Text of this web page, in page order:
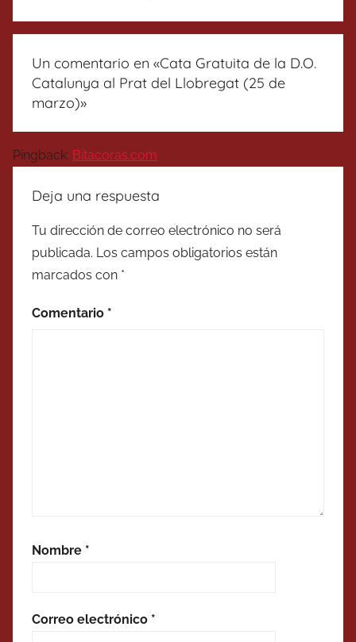
Un comentario en «Cata Gratuita de la D.O.
Catalunya al Prat del Llobregat (25 de
marzo)»
Pingback: Bitacoras.com
Deja una respuesta
Tu dirección de correo electrónico no será
publicada. Los campos obligatorios están
marcados con *
Comentario *
Nombre *
Correo electrónico *